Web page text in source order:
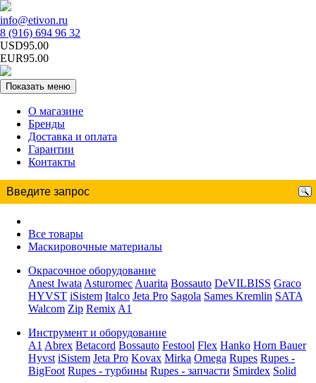
info@etivon.ru
8 (916) 694 96 32
USD95.00
EUR95.00
Показать меню
О магазине
Бренды
Доставка и оплата
Гарантии
Контакты
Все товары
Маскировочные материалы
Окрасочное оборудование
Anest Iwata Asturomec Auarita Bossauto DeVILBISS Graco
HYVST iSistem Italco Jeta Pro Sagola Sames Kremlin SATA
Walcom Zip Remix A1
Инструмент и оборудование
A1 Abrex Betacord Bossauto Festool Flex Hanko Horn Bauer
Hyvst iSistem Jeta Pro Kovax Mirka Omega Rupes Rupes -
BigFoot Rupes - турбины Rupes - запчасти Smirdex Solid